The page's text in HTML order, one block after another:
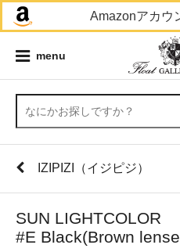
Amazonアカウ
menu
IZIPIZI（イジピジ）
SUN LIGHTCOLOR
#E Black(Brown